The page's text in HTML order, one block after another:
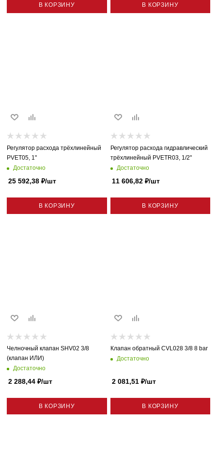
В КОРЗИНУ В КОРЗИНУ
Регулятор расхода трёхлинейный
PVET05, 1"
Достаточно
25 592,38 ₽/шт
В КОРЗИНУ
Регулятор расхода гидравлический
трёхлинейный PVETR03, 1/2"
Достаточно
11 606,82₽/шт
В КОРЗИНУ
Челночный клапан SHV02 3/8
(клапан ИЛИ)
Достаточно
2 288,44 ₽/шт
В КОРЗИНУ
Клапан обратный CVL028 3/8 8 bar
Достаточно
2 081,51₽/шт
В КОРЗИНУ